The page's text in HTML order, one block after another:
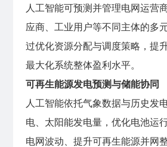
人工智能可预测并管理电网运营
应商、工业用户等不同主体的多
过优化资源分配与调度策略，提
最大化系统整体盈利水平。
可再生能源发电预测与储能协同
人工智能依托气象数据与历史发
电、太阳能发电量，优化电池运
电网波动、提升可再生能源并网